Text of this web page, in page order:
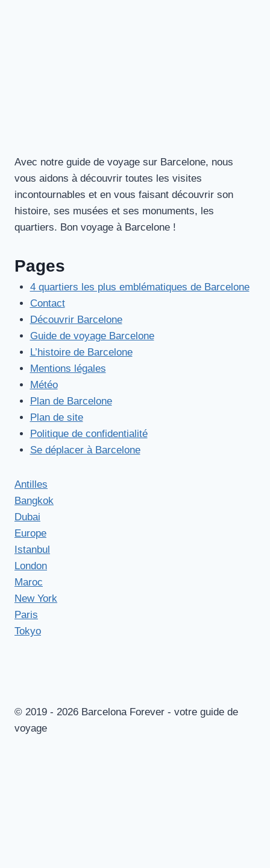
Avec notre guide de voyage sur Barcelone, nous
vous aidons à découvrir toutes les visites
incontournables et en vous faisant découvrir son
histoire, ses musées et ses monuments, les
quartiers. Bon voyage à Barcelone !
Pages
4 quartiers les plus emblématiques de Barcelone
Contact
Découvrir Barcelone
Guide de voyage Barcelone
L’histoire de Barcelone
Mentions légales
Météo
Plan de Barcelone
Plan de site
Politique de confidentialité
Se déplacer à Barcelone
Antilles
Bangkok
Dubai
Europe
Istanbul
London
Maroc
New York
Paris
Tokyo
© 2019 - 2026 Barcelona Forever - votre guide de
voyage